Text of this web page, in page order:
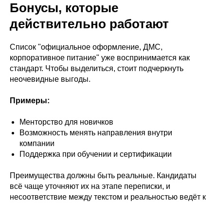
Бонусы, которые
действительно работают
Список "официальное оформление, ДМС,
корпоративное питание" уже воспринимается как
стандарт. Чтобы выделиться, стоит подчеркнуть
неочевидные выгоды.
Примеры:
Менторство для новичков
Возможность менять направления внутри
компании
Поддержка при обучении и сертификации
Преимущества должны быть реальные. Кандидаты
всё чаще уточняют их на этапе переписки, и
несоответствие между текстом и реальностью ведёт к